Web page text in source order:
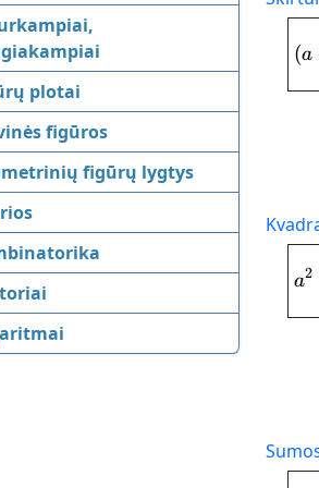
plotai
figūros
figūrų lygtys
(a
a2